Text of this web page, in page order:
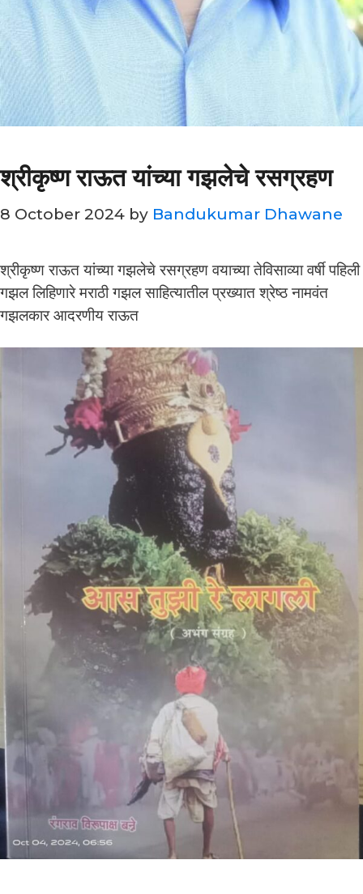
श्रीकृष्ण राऊत यांच्या गझलेचे रसग्रहण
8 October 2024 by Bandukumar Dhawane
श्रीकृष्ण राऊत यांच्या गझलेचे रसग्रहण वयाच्या तेविसाव्या वर्षी पहिली
गझल लिहिणारे मराठी गझल साहित्यातील प्रख्यात श्रेष्ठ नामवंत
गझलकार आदरणीय राऊत